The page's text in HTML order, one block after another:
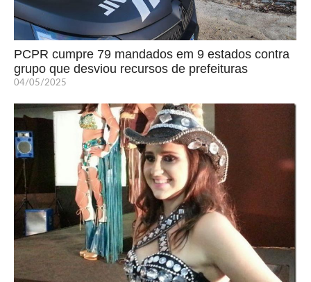
PCPR cumpre 79 mandados em 9 estados contra
grupo que desviou recursos de prefeituras
04/05/2025